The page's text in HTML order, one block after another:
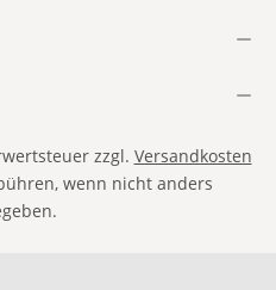
zzgl. Versandkosten
wenn nicht anders